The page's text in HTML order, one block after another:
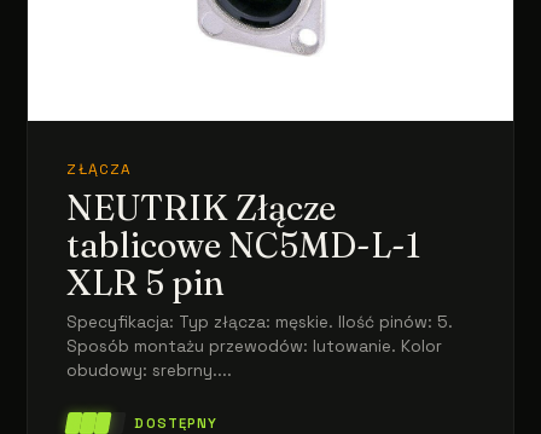
ZŁĄCZA
NEUTRIK Złącze
tablicowe NC5MD-L-1
XLR 5 pin
Specyfikacja: Typ złącza: męskie. Ilość pinów: 5.
Sposób montażu przewodów: lutowanie. Kolor
obudowy: srebrny....
DOSTĘPNY